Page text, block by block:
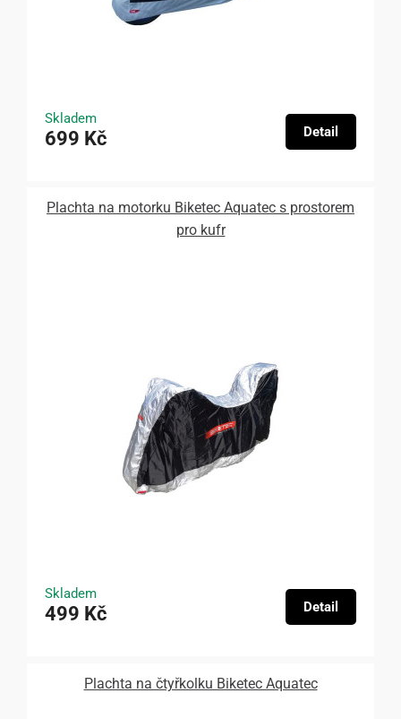
Skladem
699 Kč Detail
Plachta na motorku Biketec Aquatec s prostorem
pro kufr
Skladem
499 Kč Detail
Plachta na čtyřkolku Biketec Aquatec